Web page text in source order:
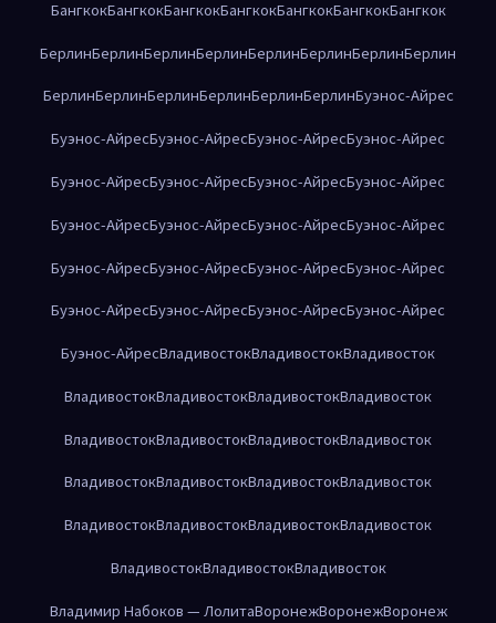
БангкокБангкокБангкокБангкокБангкокБангкокБангкок
БерлинБерлинБерлинБерлинБерлинБерлинБерлинБерлин
БерлинБерлинБерлинБерлинБерлинБерлинБуэнос-Айрес
Буэнос-АйресБуэнос-АйресБуэнос-АйресБуэнос-Айрес
Буэнос-АйресБуэнос-АйресБуэнос-АйресБуэнос-Айрес
Буэнос-АйресБуэнос-АйресБуэнос-АйресБуэнос-Айрес
Буэнос-АйресБуэнос-АйресБуэнос-АйресБуэнос-Айрес
Буэнос-АйресБуэнос-АйресБуэнос-АйресБуэнос-Айрес
Буэнос-АйресВладивостокВладивостокВладивосток
ВладивостокВладивостокВладивостокВладивосток
ВладивостокВладивостокВладивостокВладивосток
ВладивостокВладивостокВладивостокВладивосток
ВладивостокВладивостокВладивостокВладивосток
ВладивостокВладивостокВладивосток
Владимир Набоков — ЛолитаВоронежВоронежВоронеж